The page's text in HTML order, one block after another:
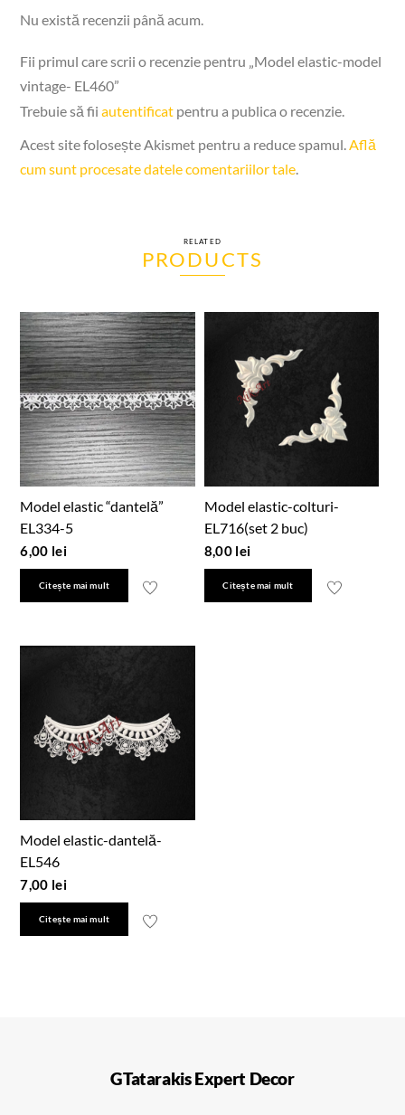
Nu există recenzii până acum.
Fii primul care scrii o recenzie pentru „Model elastic-model
vintage- EL460”
Trebuie să fiiautentificat pentru a publica o recenzie.
Acest site folosește Akismet pentru a reduce spamul.Află
cum sunt procesate datele comentariilor tale.
RELATED
PRODUCTS
Model elastic “dantelă”
EL334-5
6,00 lei
Citește mai mult
Model elastic-colturi-
EL716(set 2 buc)
8,00 lei
Citește mai mult
Model elastic-dantelă-
EL546
7,00 lei
Citește mai mult
GTatarakis Expert Decor